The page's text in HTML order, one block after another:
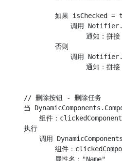
如果 isChecked =
调用
通知：拼接
        否则
调用
通知：拼接
// 删除按钮 - 删除任务
当
    组件：clickedComponent
执行
调用
组件：
        属性名："Name"